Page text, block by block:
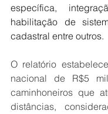
específica,
habilitação de
cadastral entre outros.
O relatório
nacional de R$5
caminhoneiros que
distâncias,